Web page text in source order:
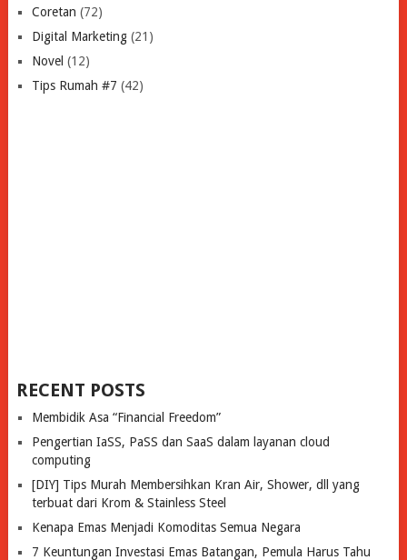
Coretan (72)
Digital Marketing(21)
Novel (12)
Tips Rumah #7 (42)
RECENT POSTS
Membidik Asa “Financial Freedom”
Pengertian IaSS, PaSS dan SaaS dalam layanan cloud
computing
[DIY] Tips Murah Membersihkan Kran Air, Shower, dll yang
terbuat dari Krom & Stainless Steel
Kenapa Emas Menjadi Komoditas Semua Negara
7 Keuntungan Investasi Emas Batangan, Pemula Harus Tahu